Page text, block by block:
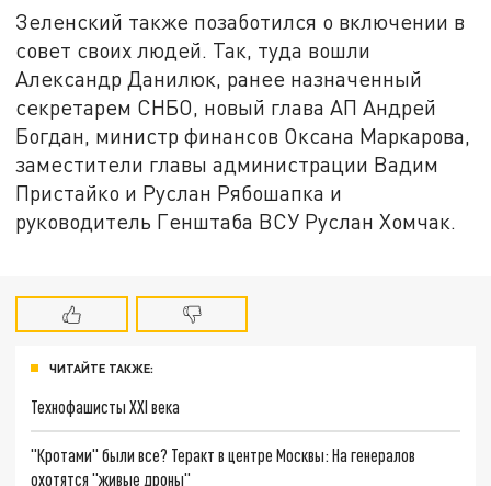
Зеленский также позаботился о включении в
совет своих людей. Так, туда вошли
Александр Данилюк, ранее назначенный
секретарем СНБО, новый глава АП Андрей
Богдан, министр финансов Оксана Маркарова,
заместители главы администрации Вадим
Пристайко и Руслан Рябошапка и
руководитель Генштаба ВСУ Руслан Хомчак.
ЧИТАЙТЕ ТАКЖЕ:
Технофашисты XXI века
"Кротами" были все? Теракт в центре Москвы: На генералов
охотятся "живые дроны"